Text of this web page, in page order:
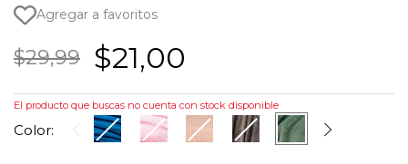
Agregar a favoritos
$29,99 $21,00
El producto que buscas no cuenta con stock disponible
Color: